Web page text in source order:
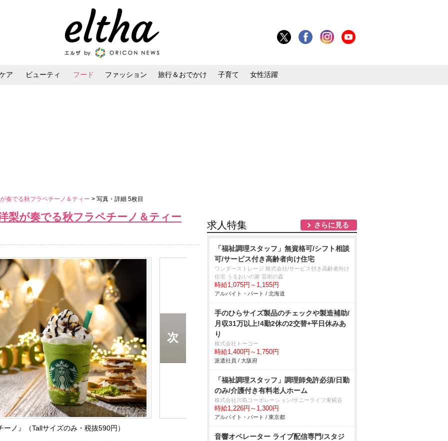
ア ビューティ フード ファッション 旅行＆おでかけ 子育て 女性活躍
奏でる秋フラペチーノ＆ティー > 写真・詳細 5枚目
梨が奏でる秋フラペチーノ＆ティー
ノ』（Tallサイズのみ・税抜590円）
求人特集 さらに見る
「福祉調理スタッフ」無資格可/シフト相談
可/サービス付き高齢者向け住宅
ワンダーストレージ 株式会社/サービス付き高齢者向け
住宅 うるおいの家 芸術の森
時給1,075円～1,155円
アルバイト・パート / 北海道
手のひらサイズ製品のチェックや製造補助/
月収31万以上!4勤2休の2交替+平日休みあ
り
株式会社トーコー
時給1,400円～1,750円
派遣社員 / 大阪府
「福祉調理スタッフ」調理師免許必須/日勤
のみ/介護付き有料老人ホーム
株式会社川島コーポレーション/サニーライフ東糀谷
時給1,226円～1,300円
アルバイト・パート / 東京都
音響オペレーター ライブ配信専門/スタジ